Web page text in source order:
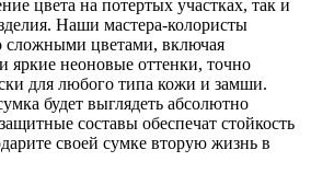
цвета на потертых участках, так и
Наши мастера-колористы
сложными цветами, включая
яркие неоновые оттенки, точно
для любого типа кожи и замши.
будет выглядеть абсолютно
составы обеспечат стойкость
своей сумке вторую жизнь в